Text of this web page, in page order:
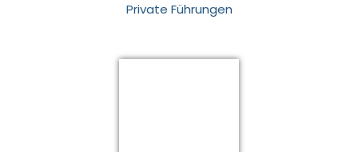
Private Führungen